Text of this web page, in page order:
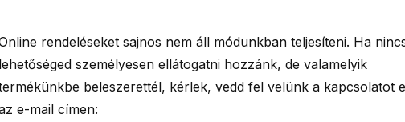
rendeléseket sajnos nem áll módunkban teljesíteni. Ha
lehetőséged személyesen ellátogatni hozzánk, de valamelyik
beleszerettél, kérlek, vedd fel velünk a kapcsolatot
e-mail címen: